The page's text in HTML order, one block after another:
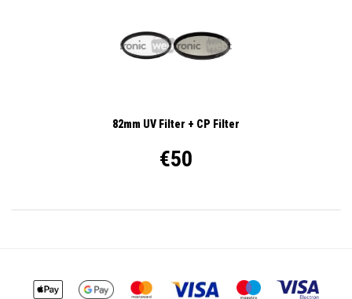
82mm UV Filter + CP Filter
€50